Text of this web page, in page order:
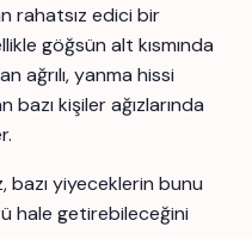
rahatsız edici bir
göğsün alt kısmında
ağrılı, yanma hissi
bazı kişiler ağızlarında
bazı yiyeceklerin bunu
hale getirebileceğini